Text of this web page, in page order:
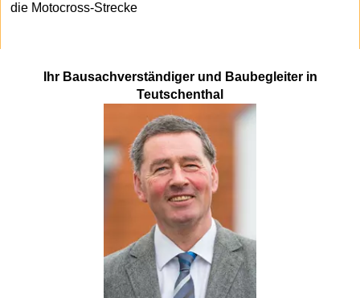
Ihr Bausachverständiger und Baubegleiter in
Teutschenthal
die Motocross-Strecke